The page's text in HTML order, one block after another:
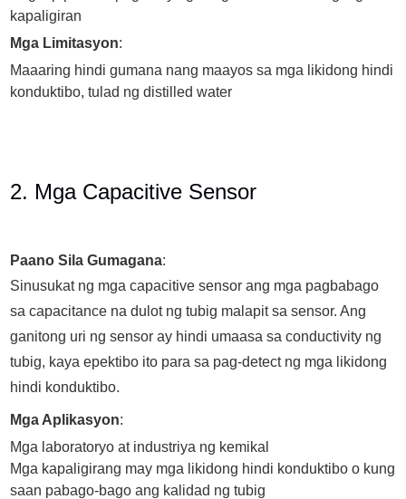
kapaligiran
Mga Limitasyon:
Maaaring hindi gumana nang maayos sa mga likidong hindi
konduktibo, tulad ng distilled water
2. Mga Capacitive Sensor
Paano Sila Gumagana:
Sinusukat ng mga capacitive sensor ang mga pagbabago
sa capacitance na dulot ng tubig malapit sa sensor. Ang
ganitong uri ng sensor ay hindi umaasa sa conductivity ng
tubig, kaya epektibo ito para sa pag-detect ng mga likidong
hindi konduktibo.
Mga Aplikasyon:
Mga laboratoryo at industriya ng kemikal
Mga kapaligirang may mga likidong hindi konduktibo o kung
saan pabago-bago ang kalidad ng tubig